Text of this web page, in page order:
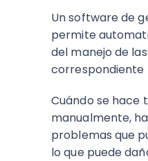
Un software de
permite
del manejo de
correspondiente
Cuándo se hace
manualmente,
problemas que
lo que puede